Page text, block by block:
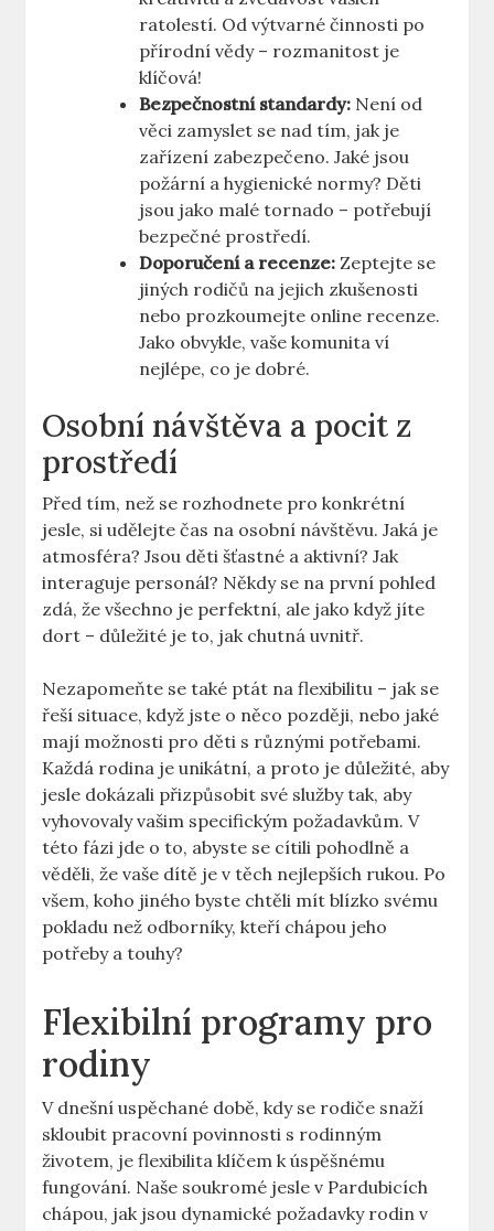
ratolestí. Od výtvarné činnosti po
přírodní vědy – rozmanitost je
klíčová!
Bezpečnostní standardy: Není od
věci zamyslet se nad tím, jak je
zařízení zabezpečeno. Jaké jsou
požární a hygienické normy? Děti
jsou jako malé tornado – potřebují
bezpečné prostředí.
Doporučení a recenze: Zeptejte se
jiných rodičů na jejich zkušenosti
nebo prozkoumejte online recenze.
Jako obvykle, vaše komunita ví
nejlépe, co je dobré.
Osobní návštěva a pocit z
prostředí
Před tím, než se rozhodnete pro konkrétní
jesle, si udělejte čas na osobní návštěvu. Jaká je
atmosféra? Jsou děti šťastné a aktivní? Jak
interaguje personál? Někdy se na první pohled
zdá, že všechno je perfektní, ale jako když jíte
dort – důležité je to, jak chutná uvnitř.
Nezapomeňte se také ptát na flexibilitu – jak se
řeší situace, když jste o něco později, nebo jaké
mají možnosti pro děti s různými potřebami.
Každá rodina je unikátní, a proto je důležité, aby
jesle dokázali přizpůsobit své služby tak, aby
vyhovovaly vašim specifickým požadavkům. V
této fázi jde o to, abyste se cítili pohodlně a
věděli, že vaše dítě je v těch nejlepších rukou. Po
všem, koho jiného byste chtěli mít blízko svému
pokladu než odborníky, kteří chápou jeho
potřeby a touhy?
Flexibilní programy pro
rodiny
V dnešní uspěchané době, kdy se rodiče snaží
skloubit pracovní povinnosti s rodinným
životem, je flexibilita klíčem k úspěšnému
fungování. Naše soukromé jesle v Pardubicích
chápou, jak jsou dynamické požadavky rodin v